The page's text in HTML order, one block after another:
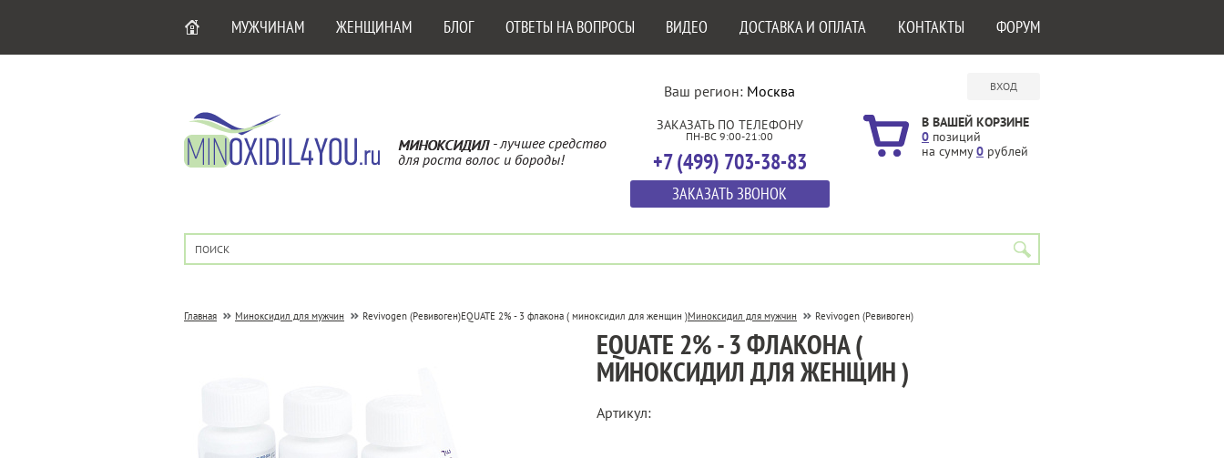
МУЖЧИНАМ ЖЕНЩИНАМ БЛОГ ОТВЕТЫ НА ВОПРОСЫ ВИДЕО ДОСТАВКА И ОПЛАТА КОНТАКТЫ ФОРУМ
МИНОКСИДИЛ- лучшее средство
для роста волос и бороды!
Ваш регион: Москва
ЗАКАЗАТЬ ПО ТЕЛЕФОНУ
ПН-ВС 9:00-21:00
+7 (499) 703-38-83
ЗАКАЗАТЬ ЗВОНОК
ВХОД
В ВАШЕЙ КОРЗИНЕ
0 позиций
на сумму0 рублей
Главная Миноксидил для мужчин Revivogen (Ревивоген)EQUATE 2% - 3 флакона ( миноксидил для женщин )Миноксидил для мужчин Revivogen (Ревивоген)
EQUATE 2% - 3 ФЛАКОНА (
МИНОКСИДИЛ ДЛЯ ЖЕНЩИН )
Артикул: